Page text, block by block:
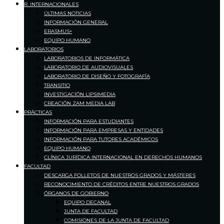
R. INTERNACIONALES
ÚLTIMAS NOTICIAS
INFORMACIÓN GENERAL
ERASMUS+
EQUIPO HUMANO
LABORATORIOS
LABORATORIOS DE INFORMÁTICA
LABORATORIO DE AUDIOVISUALES
LABORATORIO DE DISEÑO Y FOTOGRAFÍA
TRANSITIO
INVESTIGACIÓN LIPSIMEDIA
CREACIÓN ZAM MEDIA LAB
PRÁCTICAS
INFORMACIÓN PARA ESTUDIANTES
INFORMACIÓN PARA EMPRESAS Y ENTIDADES
INFORMACIÓN PARA TUTORES ACADÉMICOS
EQUIPO HUMANO
CLÍNICA JURÍDICA INTERNACIONAL EN DERECHOS HUMANOS
FACULTAD
DESCARGA FOLLETOS DE NUESTROS GRADOS Y MÁSTERES
RECONOCIMIENTO DE CRÉDITOS ENTRE NUESTROS GRADOS
ÓRGANOS DE GOBIERNO
EQUIPO DECANAL
JUNTA DE FACULTAD
COMISIONES DE LA JUNTA DE FACULTAD